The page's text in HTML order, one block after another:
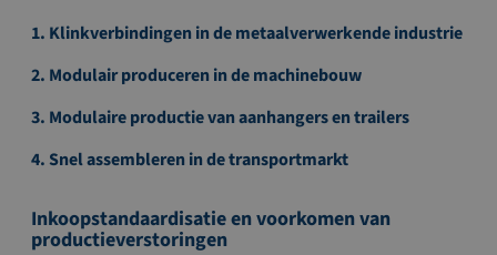
1. Klinkverbindingen in de metaalverwerkende industrie
2. Modulair produceren in de machinebouw
3. Modulaire productie van aanhangers en trailers
4. Snel assembleren in de transportmarkt
Inkoopstandaardisatie en voorkomen van
productieverstoringen